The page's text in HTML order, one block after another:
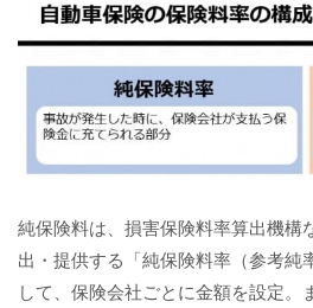
純保険料は、損害保険料率算出機構
出・提供する「純保険料率（参考純
して、保険会社ごとに金額を設定。